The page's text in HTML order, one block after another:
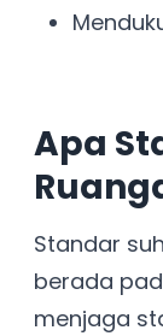
Apa
Standar
berada
menjaga